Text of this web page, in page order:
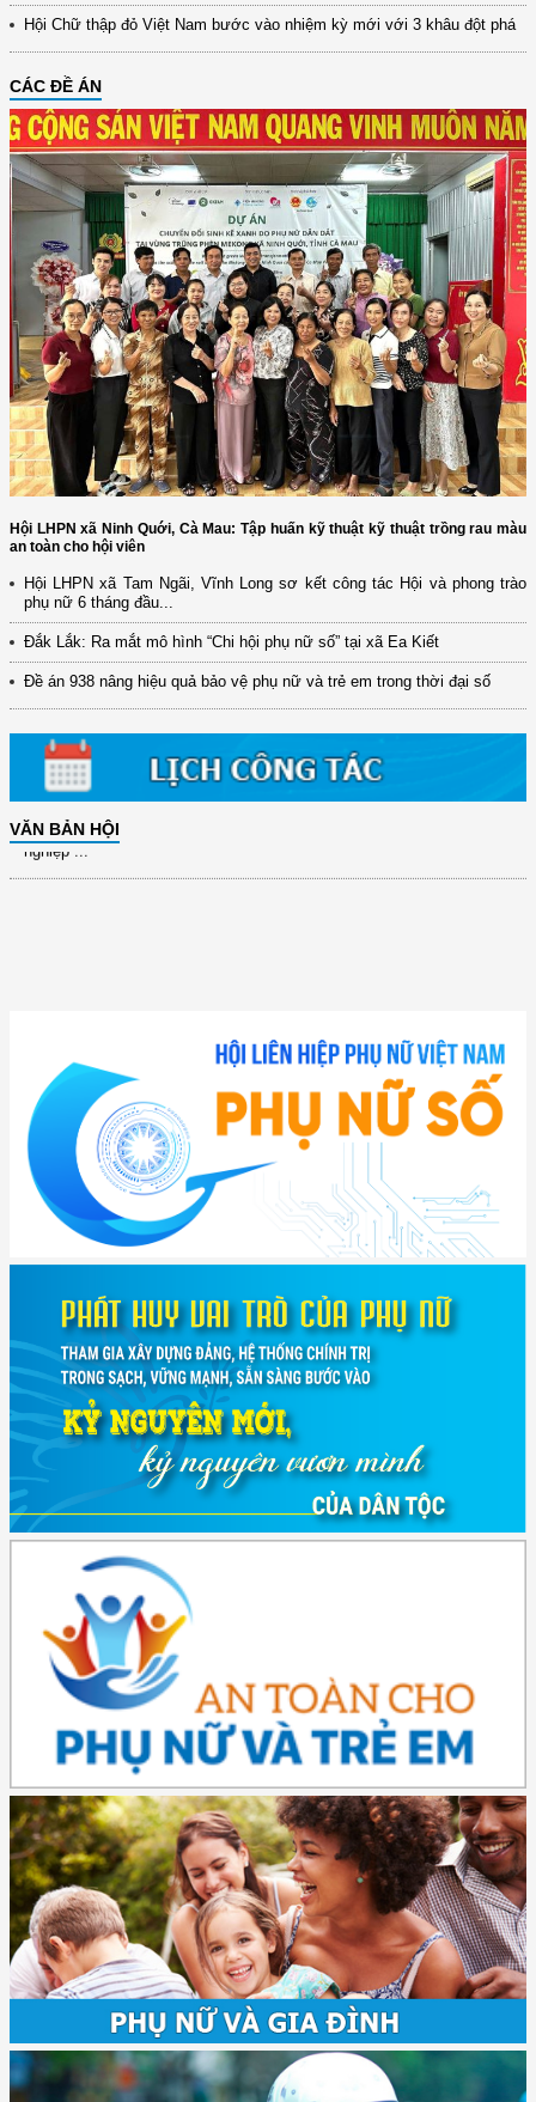
Hội Chữ thập đỏ Việt Nam bước vào nhiệm kỳ mới với 3 khâu đột phá
CÁC ĐỀ ÁN
Hội LHPN xã Ninh Quới, Cà Mau: Tập huấn kỹ thuật kỹ thuật trồng rau màu
an toàn cho hội viên
Hội LHPN xã Tam Ngãi, Vĩnh Long sơ kết công tác Hội và phong trào
phụ nữ 6 tháng đầu...
Đắk Lắk: Ra mắt mô hình “Chi hội phụ nữ số” tại xã Ea Kiết
Đề án 938 nâng hiệu quả bảo vệ phụ nữ và trẻ em trong thời đại số
VĂN BẢN HỘI
(12/TB-HĐKH) V/v đăng ký, đề xuất nhiệm vụ Khoa học, công nghệ và
đổi mới ...
(898/KH/ĐCT) Kế hoạch thực hiện Quyết định số 2415/QĐ-TTg ngày
(417/QĐ-BNNMT) Quyết định phê duyệt Chương trình mục tiêu quốc gia
xây dựng ...
(891/KH-ĐCT) Kế hoạch thực hiện Nghị quyết số 72-NQ/TW ngày
9/9/2025 của Bộ ...
nghiệp ...